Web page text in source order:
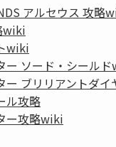
アルセウス 攻略
wiki
wiki
ー ソード・シール
ー ブリリアントダイ
ル攻略
ー攻略wiki